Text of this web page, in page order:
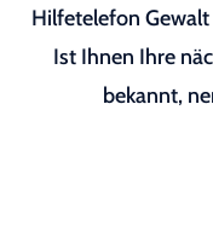
Hilfetelefon
Ist Ihnen Ihre
bekannt,